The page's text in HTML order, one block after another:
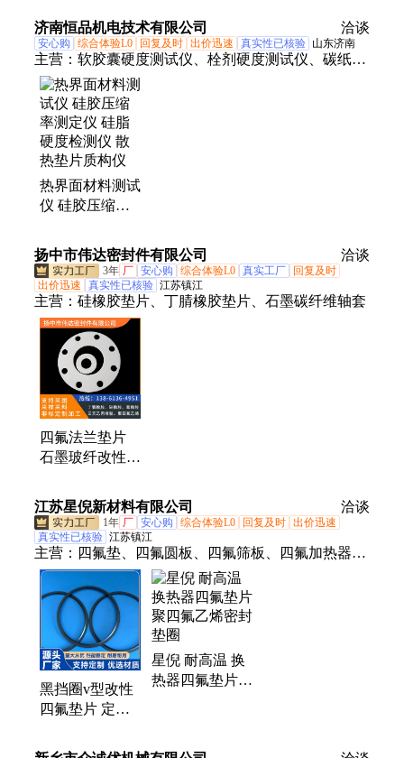
合金锭
济南恒品机电技术有限公司 洽谈
安心购 综合体验L0 回复及时 出价迅速 真实性已核验 山东济南
主营： 软胶囊硬度测试仪、栓剂硬度测试仪、碳纸电
阻率测试仪、散热垫片压缩率测试仪、凝胶强度测试
仪、颗粒抗压强度测试仪、鱼糜弹性测试仪、质构
仪、果蔬硬度测试仪、方糖硬度测试仪、苹果表皮穿
刺强度测试仪、面制品物性分析仪、豆制品物性分析
仪、单颗粒抗压强度测试仪、颗粒强度仪、蛋壳强度
测试仪、凹陷度试验机、残余凹陷度试验机、凝冻强
度仪、脆性测试仪、抗弯强度测试仪、碳纸拉伸试验
试仪、系水力测试仪
热界面材料测试
仪 硅胶压缩率
度检测仪 散热
垫片质构仪
扬中市伟达密封件有限公司 洽谈
3年 厂 安心购 综合体验L0 真实工厂
回复及时
出价迅速
真实性已核验 江苏镇江
主营： 硅橡胶垫片、丁腈橡胶垫片、石墨碳纤维轴套
四氟法兰垫片
石墨玻纤改性聚
PTFE铁氟龙密
封垫
江苏星倪新材料有限公司 洽谈
1年 厂 安心购 综合体验L0 回复及时 出价迅速
真实性已核验 江苏镇江
主营： 四氟垫、四氟圆板、四氟筛板、四氟加热器、
氢能源垫片、四氟法兰垫片、改性四氟垫片、密封垫
片、四氟轴套、四氟刮板、光伏配件、蓝色四氟板、
四氟密封环、聚四氟乙烯、反应炉配件、四氟模压
板、改性四氟管、食品设备配件、四氟异型加工件、
四氟非标加工件、四氟加工件、单晶硅反应炉光伏、
铁氟龙板块、PTFE铁氟龙密封、TFE四氟密封圈
黑挡圈v型改性
四氟垫片 定做
严选材料
星倪 耐高温 换
热器四氟垫片